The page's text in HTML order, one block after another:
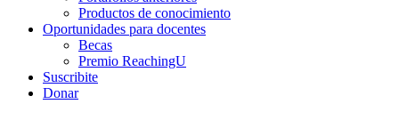
Productos de conocimiento
Oportunidades para docentes
Becas
Premio ReachingU
Suscribite
Donar